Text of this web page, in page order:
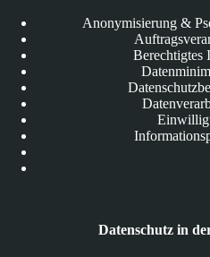
Anonymisierung &
Berechtigtes
Datenschutz in